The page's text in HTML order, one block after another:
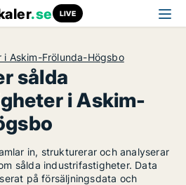
.se LIVE
Askim-Frölunda-Högsbo
sålda
i Askim-
in, strukturerar och analyserar
sålda industrifastigheter. Data
på försäljningsdata och